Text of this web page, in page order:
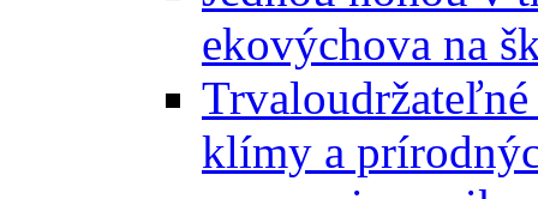
ekovýchova na
klímy a